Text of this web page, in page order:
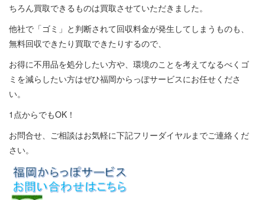
ちろん買取できるものは買取させていただきました。
他社で「ゴミ」と判断されて回収料金が発生してしまうものも、
無料回収できたり買取できたりするので、
お得に不用品を処分したい方や、環境のことを考えてなるべくゴ
ミを減らしたい方はぜひ福岡からっぽサービスにお任せくださ
い。
1点からでもOK！
お問合せ、ご相談はお気軽に下記フリーダイヤルまでご連絡くだ
さい。